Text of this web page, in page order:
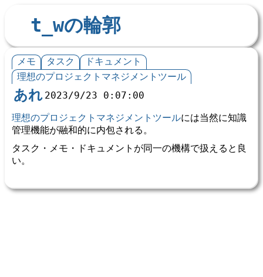
t_wの輪郭
メモ タスク
ドキュメント
理想のプロジェクトマネジメントツール
あれ 2023/9/23 0:07:00
理想のプロジェクトマネジメントツールには当然に知識
管理機能が融和的に内包される。
タスク・メモ・ドキュメントが同一の機構で扱えると良
い。